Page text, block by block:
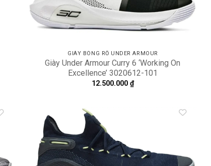
GIÀY BÓNG RỔ UNDER ARMOUR
Giày Under Armour Curry 6 ‘Working On
Excellence’ 3020612-101
12.500.000 ₫